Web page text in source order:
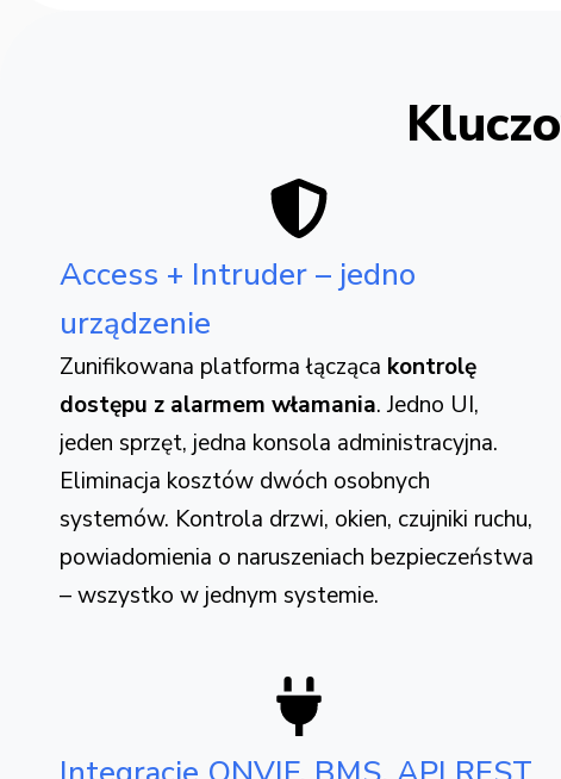
Access + Intruder – jedno
urządzenie
Zunifikowana platforma łącząca kontrolę
dostępu z alarmem włamania. Jedno UI,
jeden sprzęt, jedna konsola administracyjna.
Eliminacja kosztów dwóch osobnych
systemów. Kontrola drzwi, okien, czujniki ruchu,
powiadomienia o naruszeniach bezpieczeństwa
– wszystko w jednym systemie.